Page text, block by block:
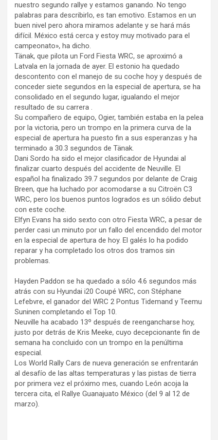
nuestro segundo rallye y estamos ganando. No tengo
palabras para describirlo, es tan emotivo. Estamos en un
buen nivel pero ahora miramos adelante y se hará más
difícil. México está cerca y estoy muy motivado para el
campeonato», ha dicho.
Tänak, que pilota un Ford Fiesta WRC, se aproximó a
Latvala en la jornada de ayer. El estonio ha quedado
descontento con el manejo de su coche hoy y después de
conceder siete segundos en la especial de apertura, se ha
consolidado en el segundo lugar, igualando el mejor
resultado de su carrera .
Su compañero de equipo, Ogier, también estaba en la pelea
por la victoria, pero un trompo en la primera curva de la
especial de apertura ha puesto fin a sus esperanzas y ha
terminado a 30.3 segundos de Tänak.
Dani Sordo ha sido el mejor clasificador de Hyundai al
finalizar cuarto después del accidente de Neuville. El
español ha finalizado 39.7 segundos por delante de Craig
Breen, que ha luchado por acomodarse a su Citroën C3
WRC, pero los buenos puntos logrados es un sólido debut
con este coche.
Elfyn Evans ha sido sexto con otro Fiesta WRC, a pesar de
perder casi un minuto por un fallo del encendido del motor
en la especial de apertura de hoy. El galés lo ha podido
reparar y ha completado los otros dos tramos sin
problemas.
Hayden Paddon se ha quedado a sólo 4.6 segundos más
atrás con su Hyundai i20 Coupé WRC, con Stéphane
Lefebvre, el ganador del WRC 2 Pontus Tidemand y Teemu
Suninen completando el Top 10.
Neuville ha acabado 13º después de reengancharse hoy,
justo por detrás de Kris Meeke, cuyo decepcionante fin de
semana ha concluido con un trompo en la penúltima
especial.
Los World Rally Cars de nueva generación se enfrentarán
al desafío de las altas temperaturas y las pistas de tierra
por primera vez el próximo mes, cuando León acoja la
tercera cita, el Rallye Guanajuato México (del 9 al 12 de
marzo).